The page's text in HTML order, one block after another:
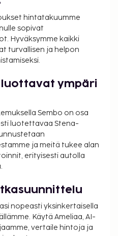
aikoina).
hintatakuumme
sopivat
Hyväksymme kaikki
turvallisen ja helpon
ympäri
Sembo on osa
luotettavaa Stena-
ja meitä tukee alan
erityisesti autolla
nopeasti yksinkertaisella
Käytä Ameliaa, AI-
vertaile hintoja ja